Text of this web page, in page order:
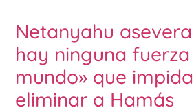
Netanyahu
hay ninguna fuerza
mundo» que
eliminar a Hamás